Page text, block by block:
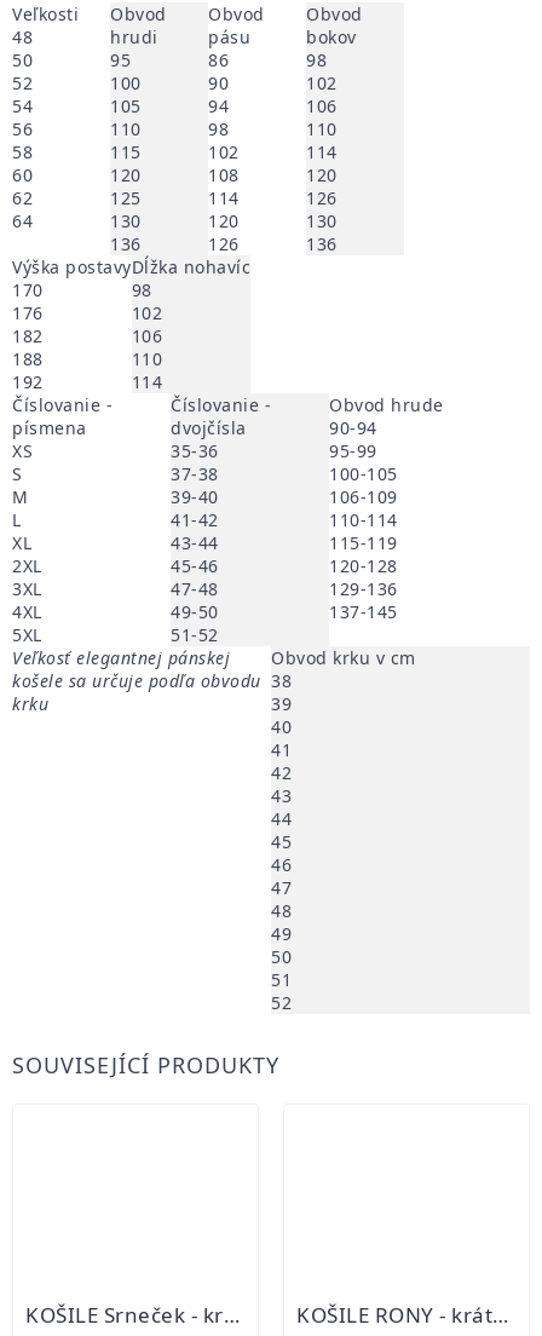
Veľkosti
48
50
52
54
56
58
60
62
64
Obvod
hrudi
95
100
105
110
115
120
125
130
136
Obvod
pásu
86
90
94
98
102
108
114
120
126
Obvod
bokov
98
102
106
110
114
120
126
130
136
Výška postavy
170
176
182
188
192
Dĺžka nohavíc
98
102
106
110
114
Číslovanie -
písmena
XS
S
M
L
XL
2XL
3XL
4XL
5XL
Číslovanie -
dvojčísla
35-36
37-38
39-40
41-42
43-44
45-46
47-48
49-50
51-52
Obvod hrude
90-94
95-99
100-105
106-109
110-114
115-119
120-128
129-136
137-145
Veľkosť elegantnej pánskej
košele sa určuje podľa obvodu
krku
Obvod krku v cm
38
39
40
41
42
43
44
45
46
47
48
49
50
51
52
SOUVISEJÍCÍ PRODUKTY
KOŠILE Srneček - krátký rukáv zelená KOŠILE RONY - krátký rukáv